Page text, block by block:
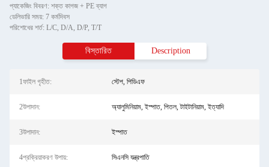
প্যাকেজিং বিবরণ: শক্ত কাগজ + PE ব্যাগ
ডেলিভারি সময়: 7 কর্মদিবস
পরিশোধের শর্ত: L/C, D/A, D/P, T/T
বিস্তারিত Description
1ফাইল গৃহীত: স্টেপ, পিডিএফ
2উপাদান: অ্যালুমিনিয়াম, ইস্পাত, পিতল, টাইটানিয়াম, ইত্যাদি
3উপাদান: ইস্পাত
4প্রক্রিয়াকরণ উপায়: সিএনসি যন্ত্রপাতি